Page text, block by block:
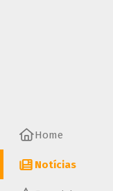
Home
Notícias